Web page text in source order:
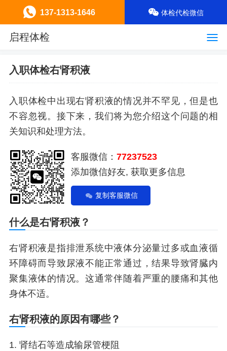
启程体检
入职体检右肾积液
入职体检中出现右肾积液的情况并不罕见，但是也
不容忽视。接下来，我们将为您介绍这个问题的相
关知识和处理方法。
客服微信： 77237523
添加微信好友, 获取更多信息
复制客服微信
什么是右肾积液？
右肾积液是指排泄系统中液体分泌量过多或血液循
环障碍而导致尿液不能正常通过，结果导致肾臓内
聚集液体的情况。这通常伴随着严重的腰痛和其他
身体不适。
右肾积液的原因有哪些？
1. 肾结石等造成输尿管梗阻
137-1313-1646 体检代检微信